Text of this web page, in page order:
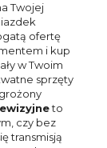
Twojej
ofertę
i kup
w Twoim
sprzęty
to
czy bez
transmisją